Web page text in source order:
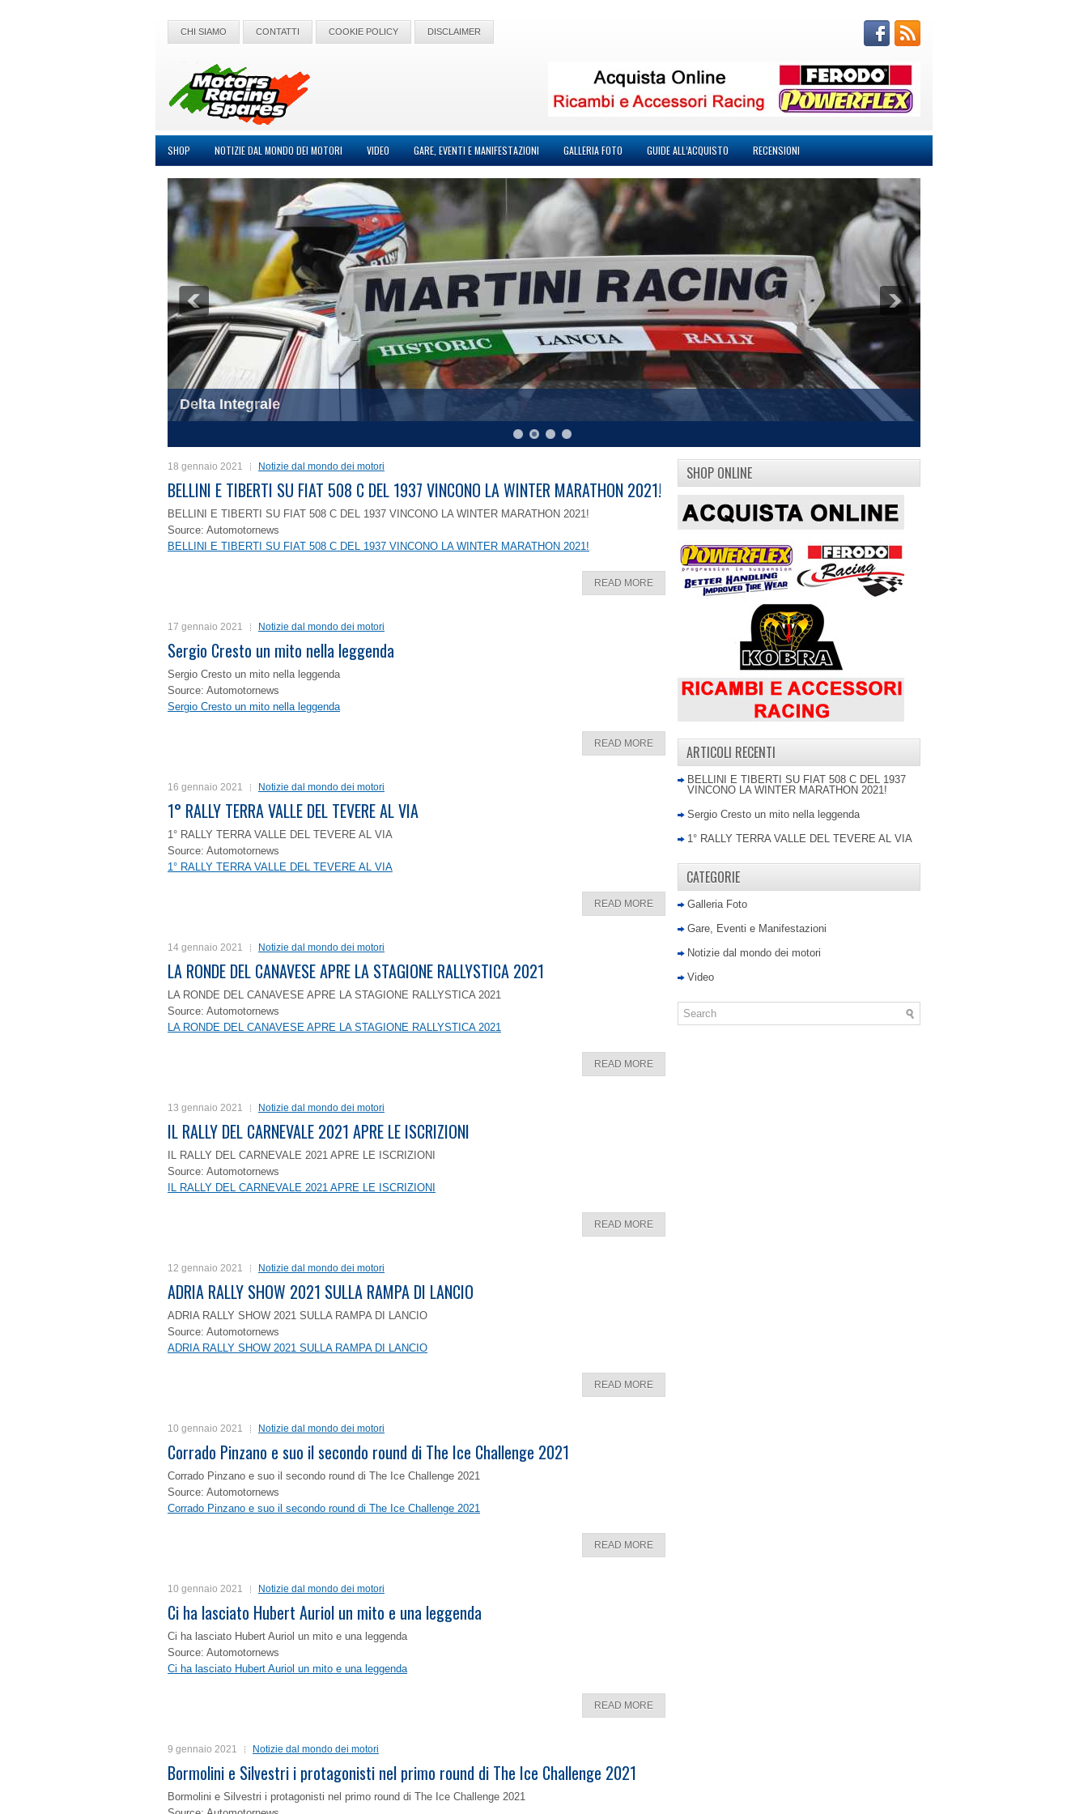
CHI SIAMO CONTATTI COOKIE POLICY DISCLAIMER
SHOP NOTIZIE DAL MONDO DEI MOTORI VIDEO GARE, EVENTI E MANIFESTAZIONI GALLERIA FOTO GUIDE ALL’ACQUISTO RECENSIONI
Delta Integrale
Trofeo Nuvolari
18 gennaio 2021 Notizie dal mondo dei motori
BELLINI E TIBERTI SU FIAT 508 C DEL 1937 VINCONO LA WINTER MARATHON 2021!
BELLINI E TIBERTI SU FIAT 508 C DEL 1937 VINCONO LA WINTER MARATHON 2021!
Source: Automotornews
BELLINI E TIBERTI SU FIAT 508 C DEL 1937 VINCONO LA WINTER MARATHON 2021!
READ MORE
17 gennaio 2021 Notizie dal mondo dei motori
Sergio Cresto un mito nella leggenda
Sergio Cresto un mito nella leggenda
Source: Automotornews
Sergio Cresto un mito nella leggenda
READ MORE
16 gennaio 2021 Notizie dal mondo dei motori
1° RALLY TERRA VALLE DEL TEVERE AL VIA
1° RALLY TERRA VALLE DEL TEVERE AL VIA
Source: Automotornews
1° RALLY TERRA VALLE DEL TEVERE AL VIA
READ MORE
14 gennaio 2021 Notizie dal mondo dei motori
LA RONDE DEL CANAVESE APRE LA STAGIONE RALLYSTICA 2021
LA RONDE DEL CANAVESE APRE LA STAGIONE RALLYSTICA 2021
Source: Automotornews
LA RONDE DEL CANAVESE APRE LA STAGIONE RALLYSTICA 2021
READ MORE
13 gennaio 2021 Notizie dal mondo dei motori
IL RALLY DEL CARNEVALE 2021 APRE LE ISCRIZIONI
IL RALLY DEL CARNEVALE 2021 APRE LE ISCRIZIONI
Source: Automotornews
IL RALLY DEL CARNEVALE 2021 APRE LE ISCRIZIONI
READ MORE
12 gennaio 2021 Notizie dal mondo dei motori
ADRIA RALLY SHOW 2021 SULLA RAMPA DI LANCIO
ADRIA RALLY SHOW 2021 SULLA RAMPA DI LANCIO
Source: Automotornews
ADRIA RALLY SHOW 2021 SULLA RAMPA DI LANCIO
READ MORE
10 gennaio 2021 Notizie dal mondo dei motori
Corrado Pinzano e suo il secondo round di The Ice Challenge 2021
Corrado Pinzano e suo il secondo round di The Ice Challenge 2021
Source: Automotornews
Corrado Pinzano e suo il secondo round di The Ice Challenge 2021
READ MORE
10 gennaio 2021 Notizie dal mondo dei motori
Ci ha lasciato Hubert Auriol un mito e una leggenda
Ci ha lasciato Hubert Auriol un mito e una leggenda
Source: Automotornews
Ci ha lasciato Hubert Auriol un mito e una leggenda
READ MORE
9 gennaio 2021 Notizie dal mondo dei motori
Bormolini e Silvestri i protagonisti nel primo round di The Ice Challenge 2021
Bormolini e Silvestri i protagonisti nel primo round di The Ice Challenge 2021
SHOP ONLINE
ARTICOLI RECENTI
BELLINI E TIBERTI SU FIAT 508 C DEL 1937
VINCONO LA WINTER MARATHON 2021!
Sergio Cresto un mito nella leggenda
1° RALLY TERRA VALLE DEL TEVERE AL VIA
CATEGORIE
Galleria Foto
Gare, Eventi e Manifestazioni
Notizie dal mondo dei motori
Video